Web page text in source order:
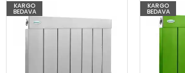
KARGO
BEDAVA
KARGO
BEDAVA